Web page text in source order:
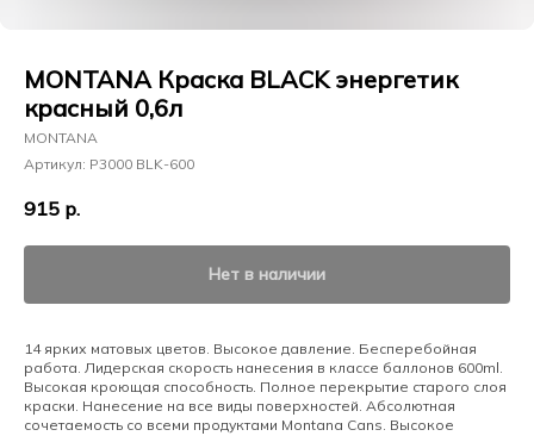
MONTANA Краска BLACK энергетик
красный 0,6л
MONTANA
Артикул: P3000 BLK-600
915 р.
Нет в наличии
14 ярких матовых цветов. Высокое давление. Бесперебойная
работа. Лидерская скорость нанесения в классе баллонов 600ml.
Высокая кроющая способность. Полное перекрытие старого слоя
краски. Нанесение на все виды поверхностей. Абсолютная
сочетаемость со всеми продуктами Montana Cans. Высокое